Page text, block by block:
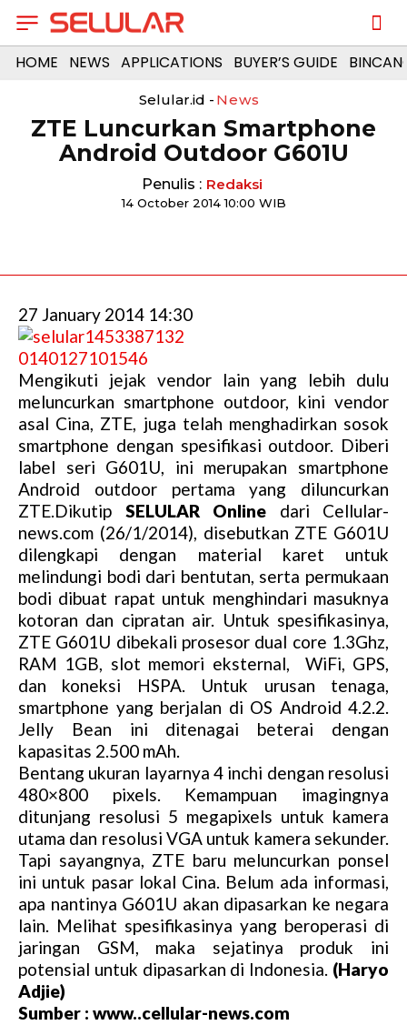
HOME NEWS APPLICATIONS BUYER’S GUIDE
Selular.id - News
ZTE Luncurkan Smartphone
Android Outdoor G601U
Penulis : Redaksi
14 October 2014 10:00 WIB
27 January 2014 14:30
Mengikuti jejak vendor lain yang lebih dulu
meluncurkan smartphone outdoor, kini vendor
asal Cina, ZTE, juga telah menghadirkan sosok
smartphone dengan spesifikasi outdoor. Diberi
label seri G601U, ini merupakan smartphone
Android outdoor pertama yang diluncurkan
ZTE.Dikutip SELULAR Online dari Cellular-
news.com (26/1/2014), disebutkan ZTE G601U
dilengkapi dengan material karet untuk
melindungi bodi dari bentutan, serta permukaan
bodi dibuat rapat untuk menghindari masuknya
kotoran dan cipratan air. Untuk spesifikasinya,
ZTE G601U dibekali prosesor dual core 1.3Ghz,
RAM 1GB, slot memori eksternal, WiFi, GPS,
dan koneksi HSPA. Untuk urusan tenaga,
smartphone yang berjalan di OS Android 4.2.2.
Jelly Bean ini ditenagai beterai dengan
kapasitas 2.500 mAh.
Bentang ukuran layarnya 4 inchi dengan resolusi
480×800 pixels. Kemampuan imagingnya
ditunjang resolusi 5 megapixels untuk kamera
utama dan resolusi VGA untuk kamera sekunder.
Tapi sayangnya, ZTE baru meluncurkan ponsel
ini untuk pasar lokal Cina. Belum ada informasi,
apa nantinya G601U akan dipasarkan ke negara
lain. Melihat spesifikasinya yang beroperasi di
jaringan GSM, maka sejatinya produk ini
potensial untuk dipasarkan di Indonesia. (Haryo
Adjie)
Sumber : www..cellular-news.com